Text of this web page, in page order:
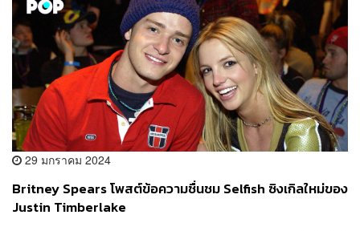
29 มกราคม 2024
Britney Spears โพสต์ข้อความชื่นชม Selfish ซิงเกิลใหม่ของ
Justin Timberlake